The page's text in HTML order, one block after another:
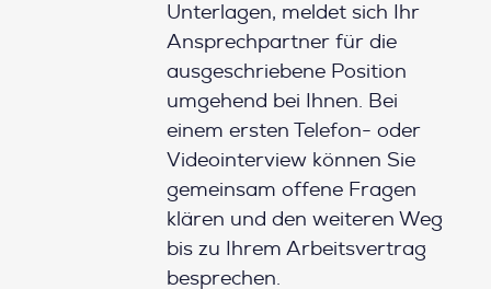
Unterlagen, meldet sich Ihr
Ansprechpartner für die
ausgeschriebene Position
umgehend bei Ihnen. Bei
einem ersten Telefon- oder
Videointerview können Sie
gemeinsam offene Fragen
klären und den weiteren Weg
bis zu Ihrem Arbeitsvertrag
besprechen.